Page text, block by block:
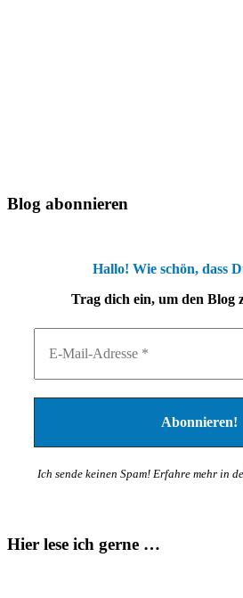
Blog abonnieren
Hallo! Wie schön, dass
Trag dich ein, um den Blog
Ich sende keinen Spam! Erfahre mehr in
Hier lese ich gerne …